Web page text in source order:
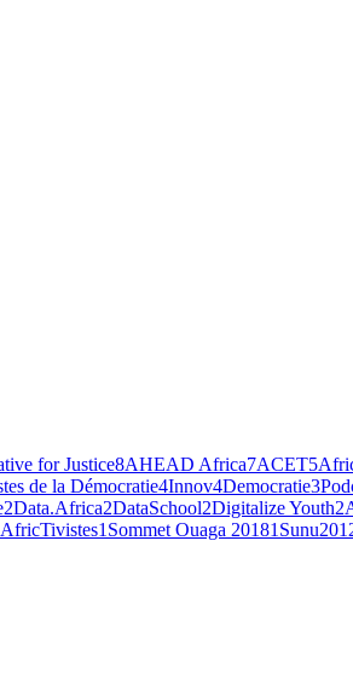
for Justice8AHEAD Africa7ACET5
de la Démocratie4Innov4Democratie3
2Data.Africa2DataSchool2Digitalize Youth2
1 Sommet Ouaga 20181